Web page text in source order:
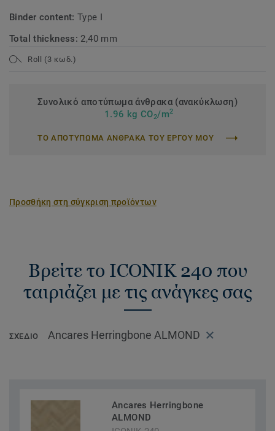
Binder content:Type I
Total thickness: 2,40 mm
Roll (3 κωδ.)
Συνολικό αποτύπωμα άνθρακα (ανακύκλωση)
1.96 kg CO2/m2
ΤΟ ΑΠΟΤΥΠΩΜΑ ΑΝΘΡΑΚΑ ΤΟΥ ΕΡΓΟΥ ΜΟΥ
Προσθήκη στη σύγκριση προϊόντων
Βρείτε το ICONIK 240 που
ταιριάζει με τις ανάγκες σας
ΣΧΈΔΙΟ Ancares Herringbone ALMOND
Ancares Herringbone
ALMOND